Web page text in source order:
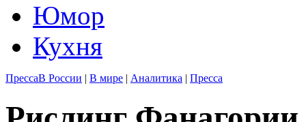
Юмор
Кухня
ПрессаВ России | В мире | Аналитика | Пресса